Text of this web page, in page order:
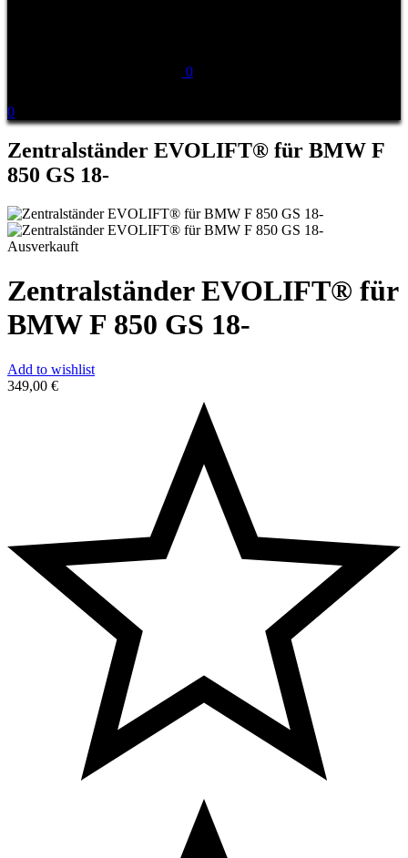
0
0
Zentralständer EVOLIFT® für BMW F
850 GS 18-
Ausverkauft
Zentralständer EVOLIFT® für
BMW F 850 GS 18-
Add to wishlist
349,00 €